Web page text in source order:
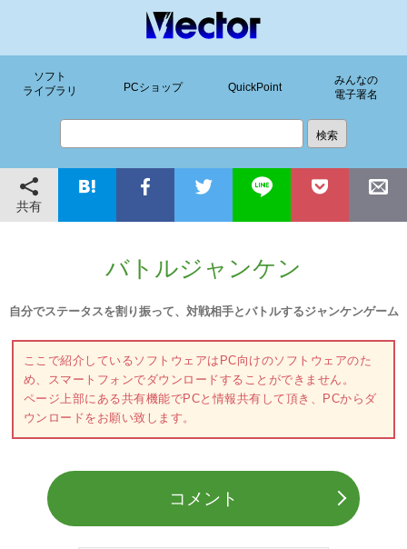
ソフト
ライブラリ
PCショップ QuickPoint
みんなの
電子署名
共有
バトルジャンケン
自分でステータスを割り振って、対戦相手とバトルするジャンケンゲーム
ここで紹介しているソフトウェアはPC向けのソフトウェアのた
め、スマートフォンでダウンロードすることができません。
ページ上部にある共有機能でPCと情報共有して頂き、PCからダ
ウンロードをお願い致します。
コメント